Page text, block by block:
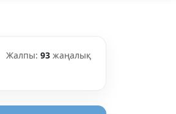
Жалпы: 93 жаңалық